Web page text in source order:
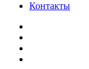
Контакты